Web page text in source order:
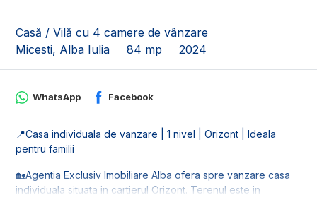
Casă / Vilă cu 4 camere de vânzare
Micesti, Alba Iulia
84 mp 2024
WhatsApp Facebook
📍Casa individuala de vanzare | 1 nivel | Orizont | Ideala
pentru familii
🏡Agentia Exclusiv Imobiliare Alba ofera spre vanzare casa
individuala situata in cartierul Orizont. Terenul este in